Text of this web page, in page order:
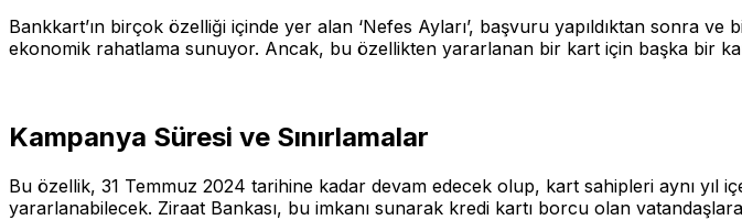
Bankkart’ın birçok özelliği içinde yer alan ‘Nefes Ayları’, başvuru yapıldıktan sonra
ekonomik rahatlama sunuyor. Ancak, bu özellikten yararlanan bir kart için başka bir
Kampanya Süresi ve Sınırlamalar
Bu özellik, 31 Temmuz 2024 tarihine kadar devam edecek olup, kart sahipleri aynı yıl
yararlanabilecek. Ziraat Bankası, bu imkanı sunarak kredi kartı borcu olan